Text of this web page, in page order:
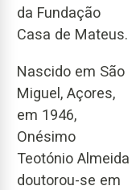
da Fundação
Casa de Mateus.
Nascido em São
Miguel, Açores,
em 1946,
Onésimo
Teotónio Almeida
doutorou-se em